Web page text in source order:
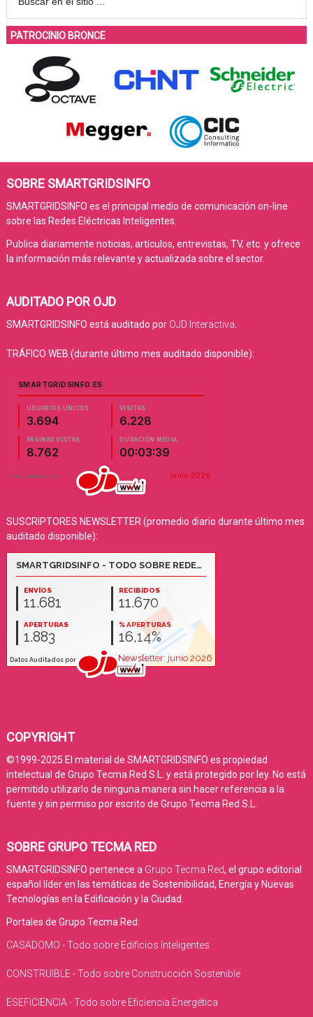
PATROCINIO BRONCE
SOBRE SMARTGRIDSINFO
SMARTGRIDSINFO es el principal medio de comunicación on-line
sobre las Redes Eléctricas Inteligentes.
Publica diariamente noticias, artículos, entrevistas, TV, etc. y ofrece
la información más relevante y actualizada sobre el sector.
AUDITADO POR OJD
SMARTGRIDSINFO está auditado por OJD Interactiva
TRÁFICO WEB (durante último mes auditado disponible):
SUSCRIPTORES NEWSLETTER (promedio diario durante último mes
auditado disponible):
COPYRIGHT
©1999-2025 El material de SMARTGRIDSINFO es propiedad
intelectual de Grupo Tecma Red S.L. y está protegido por ley. No está
permitido utilizarlo de ninguna manera sin hacer referencia a la
fuente y sin permiso por escrito de Grupo Tecma Red S.L.
SOBRE GRUPO TECMA RED
SMARTGRIDSINFO pertenece a Grupo Tecma Red, el grupo editorial
español líder en las temáticas de Sostenibilidad, Energía y Nuevas
Tecnologías en la Edificación y la Ciudad.
Portales de Grupo Tecma Red:
CASADOMO - Todo sobre Edificios Inteligentes
CONSTRUIBLE - Todo sobre Construcción Sostenible
ESEFICIENCIA - Todo sobre Eficiencia Energética